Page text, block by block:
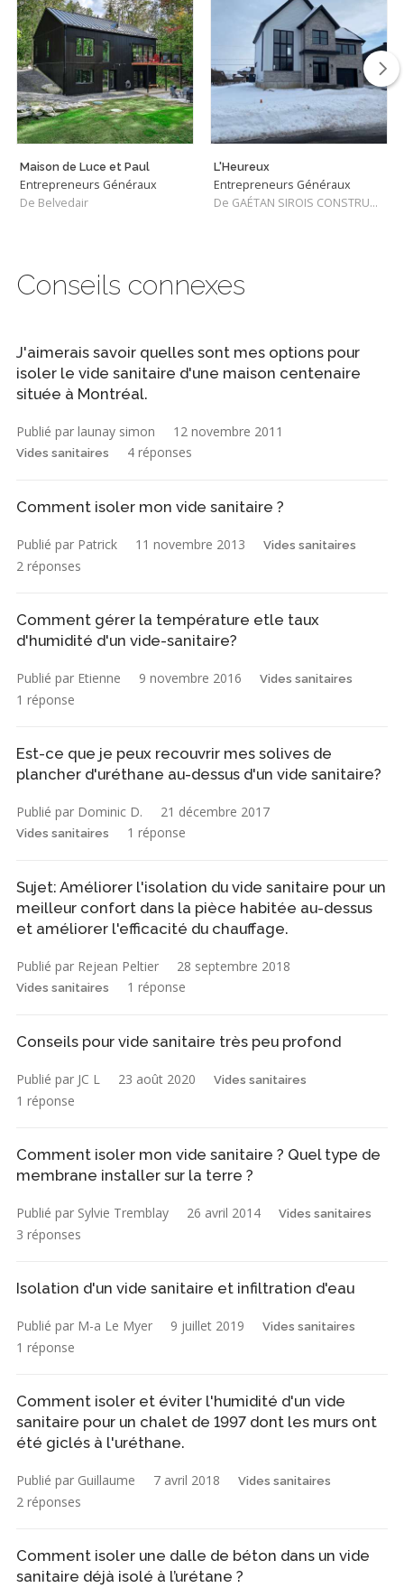
Maison de Luce et Paul
Entrepreneurs Généraux
De Belvedair
L'Heureux
Entrepreneurs Généraux
De GAÉTAN SIROIS CONSTRUCTION INC
Conseils connexes
J'aimerais savoir quelles sont mes options pour
isoler le vide sanitaire d'une maison centenaire
située à Montréal.
Publié par launay simon 12 novembre 2011
Vides sanitaires 4 réponses
Comment isoler mon vide sanitaire ?
Publié par Patrick 11 novembre 2013 Vides sanitaires
2 réponses
Comment gérer la température etle taux
d'humidité d'un vide-sanitaire?
Publié par Etienne 9 novembre 2016 Vides sanitaires
1 réponse
Est-ce que je peux recouvrir mes solives de
plancher d'uréthane au-dessus d'un vide sanitaire?
Publié par Dominic D. 21 décembre 2017
Vides sanitaires 1 réponse
Sujet: Améliorer l'isolation du vide sanitaire pour un
meilleur confort dans la pièce habitée au-dessus
et améliorer l'efficacité du chauffage.
Publié par Rejean Peltier 28 septembre 2018
Vides sanitaires 1 réponse
Conseils pour vide sanitaire très peu profond
Publié par JC L 23 août 2020 Vides sanitaires
1 réponse
Comment isoler mon vide sanitaire ? Quel type de
membrane installer sur la terre ?
Publié par Sylvie Tremblay 26 avril 2014 Vides sanitaires
3 réponses
Isolation d'un vide sanitaire et infiltration d'eau
Publié par M-a Le Myer 9 juillet 2019 Vides sanitaires
1 réponse
Comment isoler et éviter l'humidité d'un vide
sanitaire pour un chalet de 1997 dont les murs ont
été giclés à l'uréthane.
Publié par Guillaume 7 avril 2018 Vides sanitaires
2 réponses
Comment isoler une dalle de béton dans un vide
sanitaire déjà isolé à l’urétane ?